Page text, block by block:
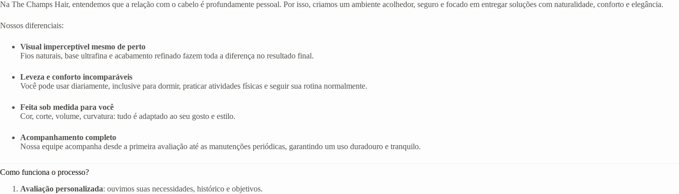
Na The Champs Hair, entendemos que a relação com o cabelo é profundamente pessoal. Por isso, criamos um ambiente acolhedor, seguro e focado em entregar soluções com naturalidade, conforto e elegância.
Nossos diferenciais:
Visual imperceptível mesmo de perto
Fios naturais, base ultrafina e acabamento refinado fazem toda a diferença no resultado final.
Leveza e conforto incomparáveis
Você pode usar diariamente, inclusive para dormir, praticar atividades físicas e seguir sua rotina normalmente.
Feita sob medida para você
Cor, corte, volume, curvatura: tudo é adaptado ao seu gosto e estilo.
Acompanhamento completo
Nossa equipe acompanha desde a primeira avaliação até as manutenções periódicas, garantindo um uso duradouro e tranquilo.
Como funciona o processo?
Avaliação personalizada: ouvimos suas necessidades, histórico e objetivos.